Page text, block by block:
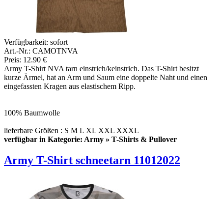
Verfügbarkeit: sofort
Art.-Nr.: CAMOTNVA
Preis: 12.90 €
Army T-Shirt NVA tarn einstrich/keinstrich. Das T-Shirt besitzt
kurze Ärmel, hat an Arm und Saum eine doppelte Naht und einen
eingefassten Kragen aus elastischem Ripp.
100% Baumwolle
lieferbare Größen : S M L XL XXL XXXL
verfügbar in Kategorie: Army » T-Shirts & Pullover
Army T-Shirt schneetarn 11012022